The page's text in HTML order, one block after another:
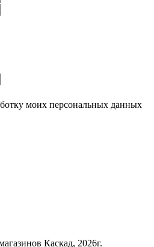
моих персональных данных
Каскад, 2026г.